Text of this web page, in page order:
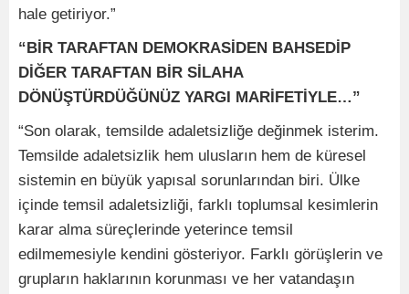
hale getiriyor.”
“BİR TARAFTAN DEMOKRASİDEN BAHSEDİP
DİĞER TARAFTAN BİR SİLAHA
DÖNÜŞTÜRDÜĞÜNÜZ YARGI MARİFETİYLE…”
“Son olarak, temsilde adaletsizliğe değinmek isterim.
Temsilde adaletsizlik hem ulusların hem de küresel
sistemin en büyük yapısal sorunlarından biri. Ülke
içinde temsil adaletsizliği, farklı toplumsal kesimlerin
karar alma süreçlerinde yeterince temsil
edilmemesiyle kendini gösteriyor. Farklı görüşlerin ve
grupların haklarının korunması ve her vatandaşın